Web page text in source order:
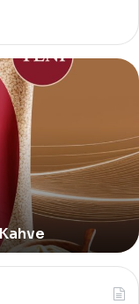
Alan Yeni
Bir Davet İle